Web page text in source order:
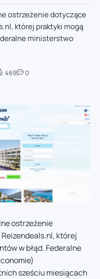
ostrzeżenie dotyczące
której praktyki mogą
ministerstwo
469 0
ostrzeżenie
której
w błąd. Federalne
sześciu miesiącach